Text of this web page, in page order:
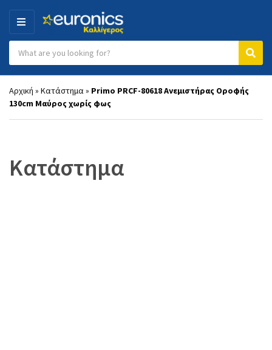
MENU
Category name
Αρχική » Κατάστημα» Primo PRCF-80618 Ανεμιστήρας Οροφής
130cm Μαύρος χωρίς φως
Κατάστημα